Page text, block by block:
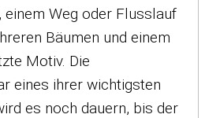
einem Weg oder Flusslauf
Bäumen und einem
Motiv. Die
eines ihrer wichtigsten
es noch dauern, bis der